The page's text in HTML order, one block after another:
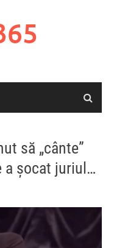
să „cânte”
a șocat juriul…